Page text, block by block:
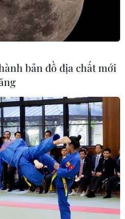
Milan thẳng tiến
League
quyền vào chơi chung kết
bản đồ địa chất mới